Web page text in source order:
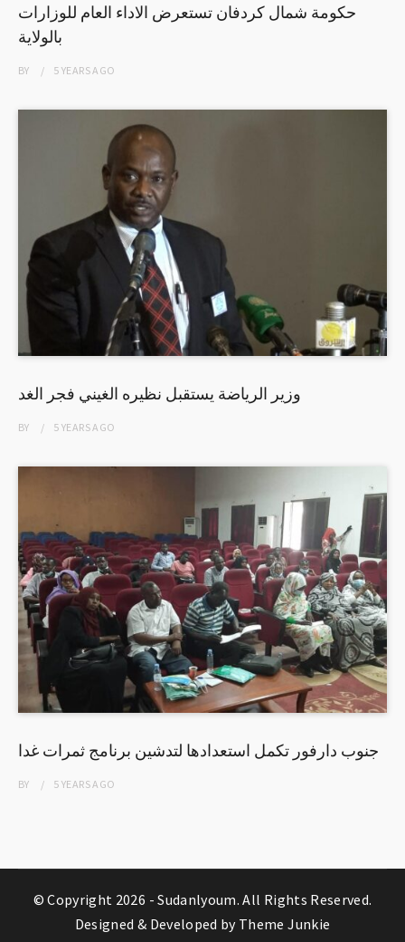
حكومة شمال كردفان تستعرض الاداء العام للوزارات
بالولاية
BY 5 YEARSAGO
وزير الرياضة يستقبل نظيره الغيني فجر الغد
BY 5 YEARSAGO
جنوب دارفور تكمل استعدادها لتدشين برنامج ثمرات غدا
BY 5 YEARSAGO
© Copyright 2026 -Sudanlyoum. All Rights Reserved.
Designed & Developed by Theme Junkie